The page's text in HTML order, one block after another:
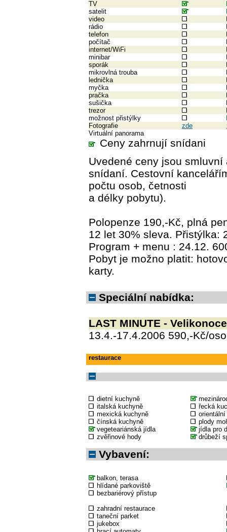
TV
satelit
video
rádio
telefon
počítač
internet/WiFi
minibar
sporák
mikrovlná trouba
lednička
myčka
pračka
sušička
trezor
možnost přistýlky
Fotografie
zde
Virtuální panorama
Ceny zahrnují snídani
Uvedené ceny jsou
snídaní. Cestovní
počtu osob, četnosti
a délky pobytu).
Polopenze 190,-Kč, plná
12 let 30% sleva. Přistýlka:
Program + menu : 24.12.
Pobyt je možno platit:
karty.
Speciální nabídka:
LAST MINUTE - Velikonoce
13.4.-17.4.2006 590,-Kč/
restaurace
dietní kuchyně
italská kuchyně
řecká
mexická kuchyně
čínská kuchyně
plody
vegeteariánská jídla
jídla pro
zvěřinové hody
drůbeží
Vybavení:
balkon, terasa
hlídané parkoviště
bezbariérový přístup
zahradní restaurace
taneční parket
jukebox